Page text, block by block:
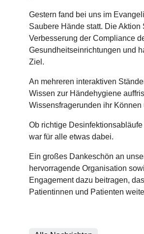
Gestern fand bei uns im
Saubere Hände statt. Die
Verbesserung der Compliance
Gesundheitseinrichtungen und
Ziel.
An mehreren interaktiven
Wissen zur Händehygiene
Wissensfragerunden ihr
Ob richtige
war für alle etwas dabei.
Ein großes Dankeschön an
hervorragende Organisation
Engagement dazu beitragen,
Patientinnen und Patienten